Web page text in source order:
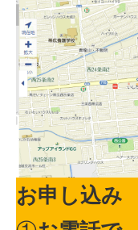
お申し込み